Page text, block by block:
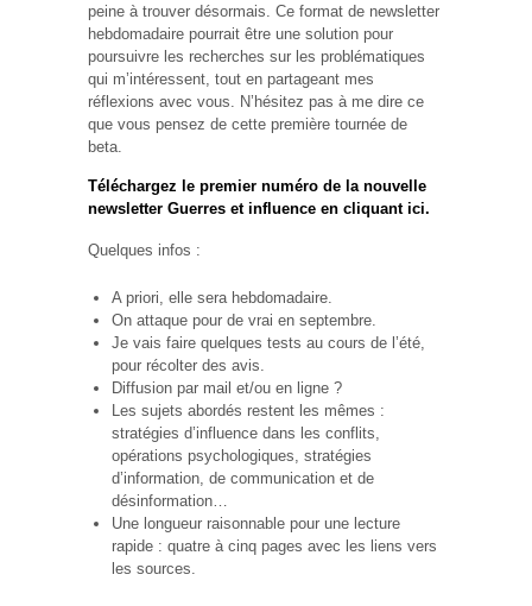
peine à trouver désormais. Ce format de newsletter
hebdomadaire pourrait être une solution pour
poursuivre les recherches sur les problématiques
qui m’intéressent, tout en partageant mes
réflexions avec vous. N’hésitez pas à me dire ce
que vous pensez de cette première tournée de
beta.
Téléchargez le premier numéro de la nouvelle
newsletter Guerres et influence en cliquant ici.
Quelques infos :
A priori, elle sera hebdomadaire.
On attaque pour de vrai en septembre.
Je vais faire quelques tests au cours de l’été,
pour récolter des avis.
Diffusion par mail et/ou en ligne ?
Les sujets abordés restent les mêmes :
stratégies d’influence dans les conflits,
opérations psychologiques, stratégies
d’information, de communication et de
désinformation…
Une longueur raisonnable pour une lecture
rapide : quatre à cinq pages avec les liens vers
les sources.